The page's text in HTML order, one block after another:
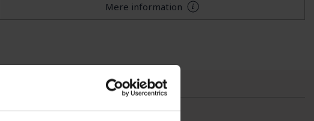
Mere information